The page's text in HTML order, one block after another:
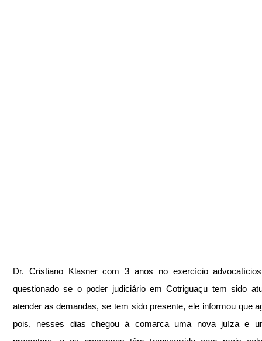
Dr. Cristiano Klasner com 3 anos no exercício
questionado se o poder judiciário em Cotriguaçu tem sido
atender as demandas, se tem sido presente, ele informou que
pois, nesses dias chegou à comarca uma nova juíza e